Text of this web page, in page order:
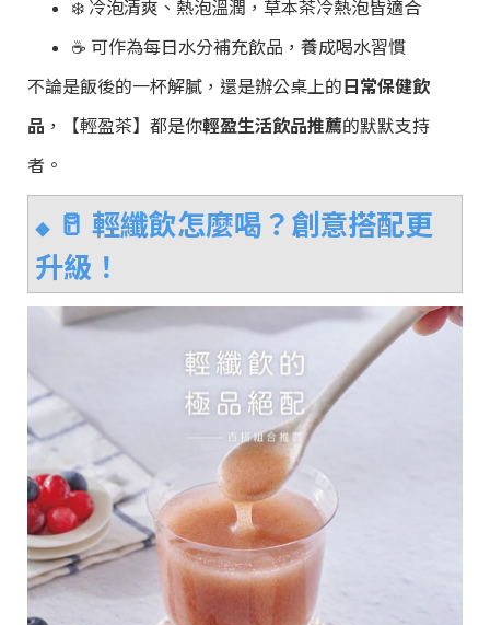
❄️ 冷泡清爽、熱泡溫潤，草本茶冷熱泡皆適合
☕ 可作為每日水分補充飲品，養成喝水習慣
不論是飯後的一杯解膩，還是辦公桌上的日常保健飲
品 ，【輕盈茶】都是你輕盈生活飲品推薦的默默支持
者。
◆🥛 輕纖飲怎麼喝？創意搭配更
升級！